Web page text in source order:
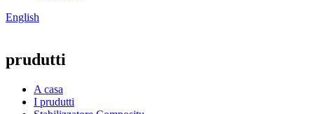
English
prudutti
A casa
I prudutti